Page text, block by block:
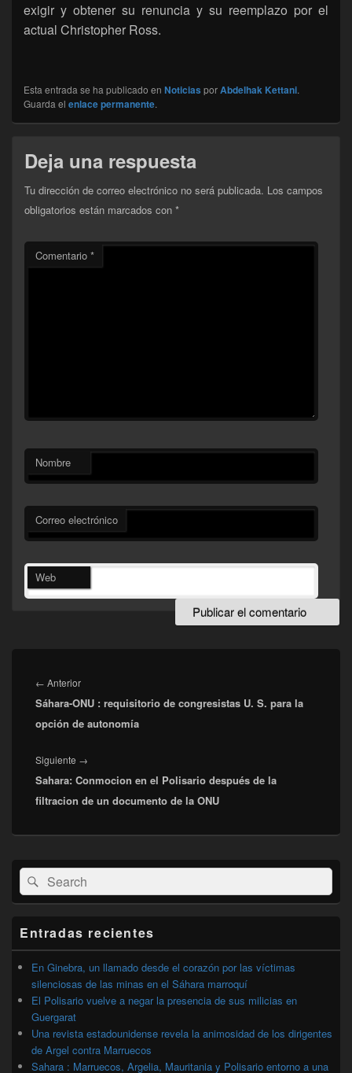
exigir y obtener su renuncia y su reemplazo por el
actual Christopher Ross.
Esta entrada se ha publicado en Noticias porAbdelhak Kettani.
Guarda el enlace permanente.
Deja una respuesta
Tu dirección de correo electrónico no será publicada. Los campos
obligatorios están marcados con *
Comentario *
Nombre
Correo electrónico
Web
de
entradas
← AnteriorEntrada
anterior:
Sáhara-ONU : requisitorio de congresistas U. S. para la
opción de autonomía
Siguiente →
siguiente:
Sahara: Conmocion en el Polisario después de la
filtracion de un documento de la ONU
El
área
de
widget
lateral
primaria
Buscar
por:
Buscar
Entradas recientes
En Ginebra, un llamado desde el corazón por las víctimas
silenciosas de las minas en el Sáhara marroquí
El Polisario vuelve a negar la presencia de sus milicias en
Guergarat
Una revista estadounidense revela la animosidad de los dirigentes
de Argel contra Marruecos
Sahara : Marruecos, Argelia, Mauritania y Polisario entorno a una